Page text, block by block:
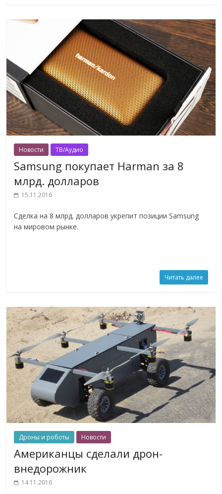
Новости ТВ/Аудио
Samsung покупает Harman за 8
млрд. долларов
15.11.2016
Сделка на 8 млрд. долларов укрепит позиции Samsung
на мировом рынке.
Читать далее
Дроны и роботы Новости
Американцы сделали дрон-
внедорожник
14.11.2016